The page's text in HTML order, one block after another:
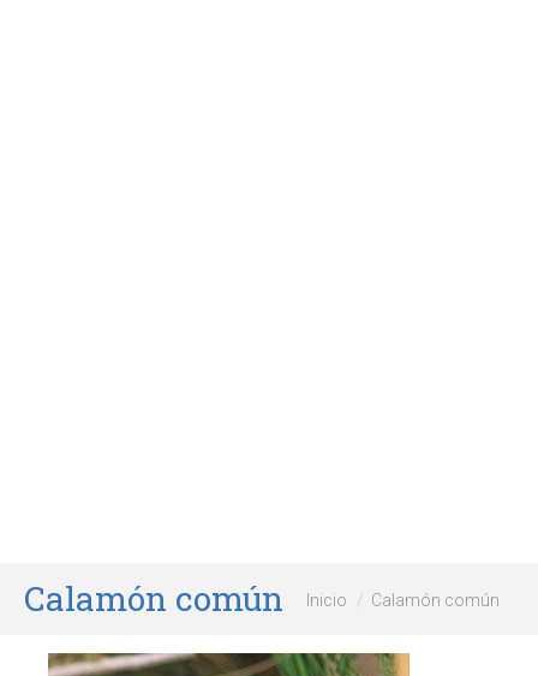
Calamón común Estás aquí:
Inicio Calamón común